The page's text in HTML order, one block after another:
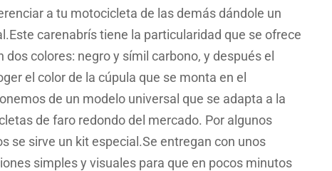
a tu motocicleta de las demás dándole un
carenabrís tiene la particularidad que se ofrece
dos colores: negro y símil carbono, y después el
el color de la cúpula que se monta en el
de un modelo universal que se adapta a la
de faro redondo del mercado. Por algunos
se sirve un kit especial.Se entregan con unos
simples y visuales para que en pocos minutos